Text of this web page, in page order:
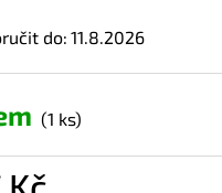
do: 11.8.2026
(1 ks)